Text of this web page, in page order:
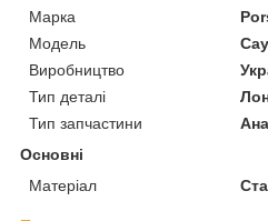
Марка
Мoдель
Виробництво
Тип деталі
Тип запчастини
Основні
Матеріал